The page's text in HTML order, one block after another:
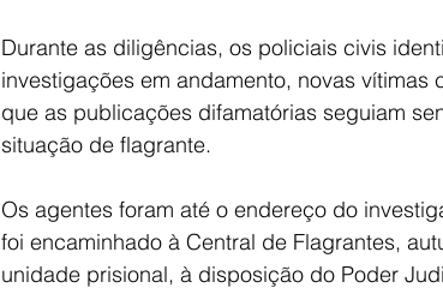
Durante as diligências, os policiais civis
investigações em andamento, novas
que as publicações difamatórias seguiam
situação de flagrante.
Os agentes foram até o endereço do
foi encaminhado à Central de Flagrantes,
unidade prisional, à disposição do Poder